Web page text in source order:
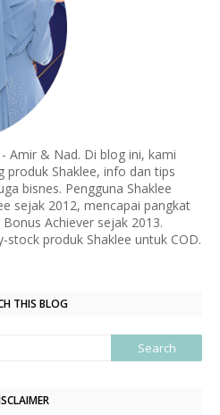
Amir & Nad. Di blog ini, kami
produk Shaklee, info dan tips
bisnes. Pengguna Shaklee
sejak 2012, mencapai pangkat
Achiever sejak 2013.
stock produk Shaklee untuk COD.
THIS BLOG